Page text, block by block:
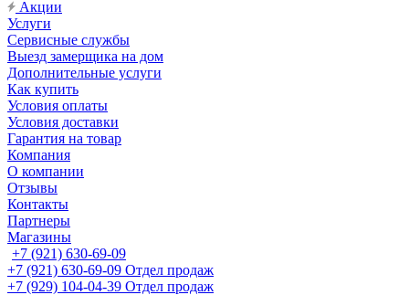
Акции
Услуги
Сервисные службы
Выезд замерщика на дом
Дополнительные услуги
Как купить
Условия оплаты
Условия доставки
Гарантия на товар
Компания
О компании
Отзывы
Контакты
Партнеры
Магазины
+7 (921) 630-69-09
+7 (921) 630-69-09 Отдел продаж
+7 (929) 104-04-39 Отдел продаж